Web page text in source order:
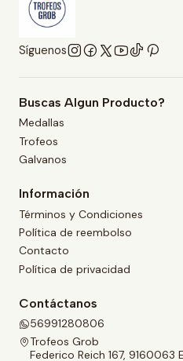
Síguenos
Buscas Algun Producto?
Medallas
Trofeos
Galvanos
Información
Términos y Condiciones
Política de reembolso
Contacto
Política de privacidad
Contáctanos
56991280806
Trofeos Grob
Federico Reich 167, 9160063